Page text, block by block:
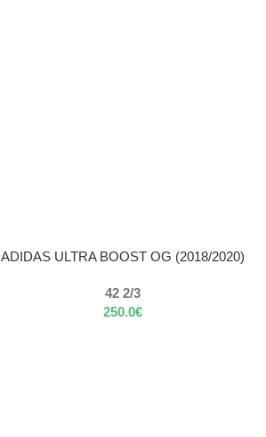
VÝBER MOŽNOSTÍ
ADIDAS ULTRA BOOST OG (2018/2020)
42 2/3
250.0€